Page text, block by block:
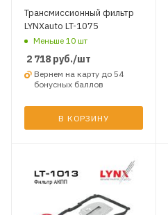
Трансмиссионный фильтр
LYNXauto LT-1075
Меньше 10 шт
2 718 руб./шт
Вернем на карту до 54
бонусных баллов
В КОРЗИНУ